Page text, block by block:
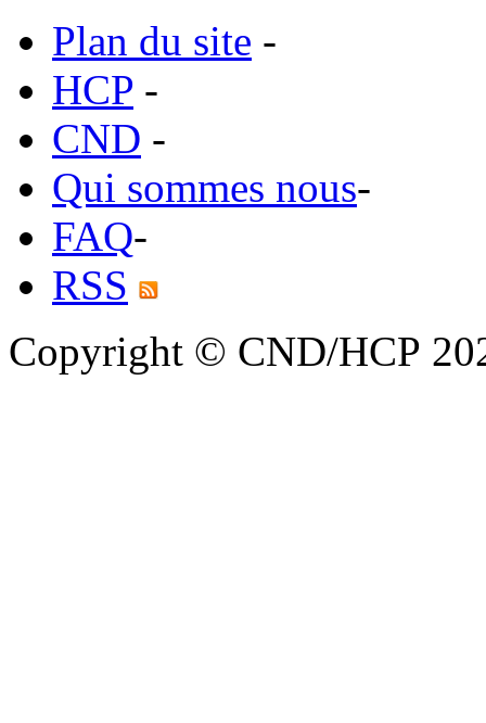
Plan du site -
HCP -
CND -
Qui sommes nous-
FAQ-
RSS
Copyright © CND/HCP